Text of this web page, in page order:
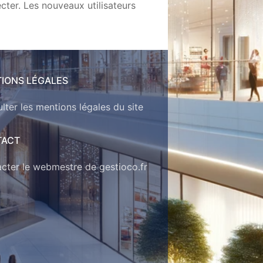
Les nouveaux utilisateurs
LÉGALES
les mentions légales du site
le webmestre de gestioco.fr